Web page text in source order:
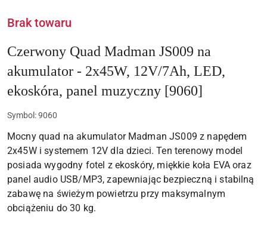
Brak towaru
Czerwony Quad Madman JS009 na
akumulator - 2x45W, 12V/7Ah, LED,
ekoskóra, panel muzyczny [9060]
Symbol:9060
Mocny quad na akumulator Madman JS009 z napędem
2x45W i systemem 12V dla dzieci. Ten terenowy model
posiada wygodny fotel z ekoskóry, miękkie koła EVA oraz
panel audio USB/MP3, zapewniając bezpieczną i stabilną
zabawę na świeżym powietrzu przy maksymalnym
obciążeniu do 30 kg.